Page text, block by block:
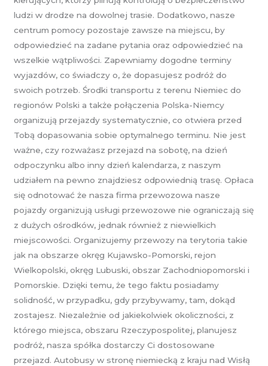
ludzi w drodze na dowolnej trasie. Dodatkowo, nasze
centrum pomocy pozostaje zawsze na miejscu, by
odpowiedzieć na zadane pytania oraz odpowiedzieć na
wszelkie wątpliwości. Zapewniamy dogodne terminy
wyjazdów, co świadczy o, że dopasujesz podróż do
swoich potrzeb. Środki transportu z terenu Niemiec do
regionów Polski a także połączenia Polska-Niemcy
organizują przejazdy systematycznie, co otwiera przed
Tobą dopasowania sobie optymalnego terminu. Nie jest
ważne, czy rozważasz przejazd na sobotę, na dzień
odpoczynku albo inny dzień kalendarza, z naszym
udziałem na pewno znajdziesz odpowiednią trasę. Opłaca
się odnotować że nasza firma przewozowa nasze
pojazdy organizują usługi przewozowe nie ograniczają się
z dużych ośrodków, jednak również z niewielkich
miejscowości. Organizujemy przewozy na terytoria takie
jak na obszarze okręg Kujawsko-Pomorski, rejon
Wielkopolski, okręg Lubuski, obszar Zachodniopomorski i
Pomorskie. Dzięki temu, że tego faktu posiadamy
solidność, w przypadku, gdy przybywamy, tam, dokąd
zostajesz. Niezależnie od jakiekolwiek okoliczności, z
którego miejsca, obszaru Rzeczypospolitej, planujesz
podróż, nasza spółka dostarczy Ci dostosowane
przejazd. Autobusy w stronę niemiecką z kraju nad Wisłą